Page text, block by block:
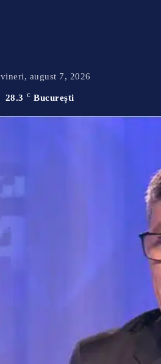
vineri, august 7, 2026
28.3 C București